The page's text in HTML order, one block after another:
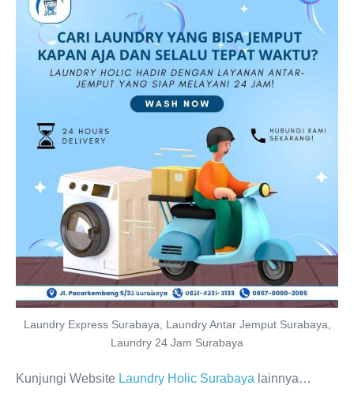
Laundry Express Surabaya, Laundry Antar Jemput Surabaya,
Laundry 24 Jam Surabaya
Kunjungi Website Laundry Holic Surabaya lainnya…